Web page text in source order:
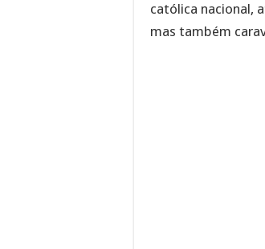
católica nacional,
mas também